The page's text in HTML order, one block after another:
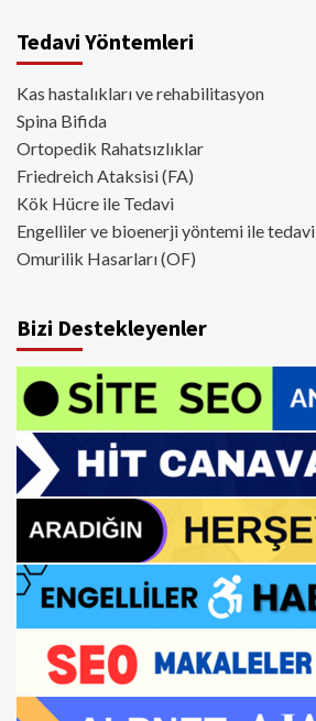
Tedavi Yöntemleri
Kas hastalıkları ve rehabilitasyon
Spina Bifida
Ortopedik Rahatsızlıklar
Friedreich Ataksisi (FA)
Kök Hücre ile Tedavi
Engelliler ve bioenerji yöntemi ile tedavi
Omurilik Hasarları (OF)
Bizi Destekleyenler